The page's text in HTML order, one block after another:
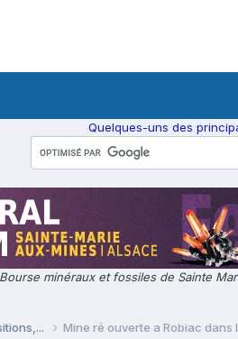
Quelques-uns des
Bourse minéraux et fossiles de Sainte
Mine ré ouverte a Robiac dans